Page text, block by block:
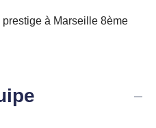
prestige à Marseille 8ème